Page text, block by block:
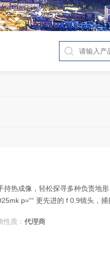
热成像，轻松探寻多种负责地
敏度提升，NETD25mk p=““ 更先进的 f 0.9镜
性质：代理商